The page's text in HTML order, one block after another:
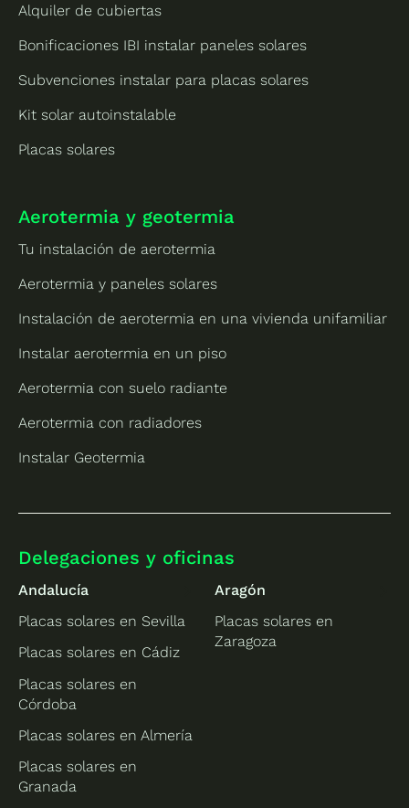
Alquiler de cubiertas
Bonificaciones IBI instalar paneles solares
Subvenciones instalar para placas solares
Kit solar autoinstalable
Placas solares
Aerotermia y geotermia
Tu instalación de aerotermia
Aerotermia y paneles solares
Instalación de aerotermia en una vivienda unifamiliar
Instalar aerotermia en un piso
Aerotermia con suelo radiante
Aerotermia con radiadores
Instalar Geotermia
Delegaciones y oficinas
Andalucía
Placas solares en Sevilla
Placas solares en Cádiz
Placas solares en
Córdoba
Placas solares en Almería
Placas solares en
Granada
Aragón
Placas solares en
Zaragoza